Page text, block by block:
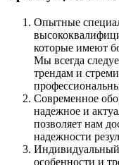
Опытные
которые имеют
Мы всегда
трендам и
Современное
надежное и
позволяет нам
надежности
особенности и